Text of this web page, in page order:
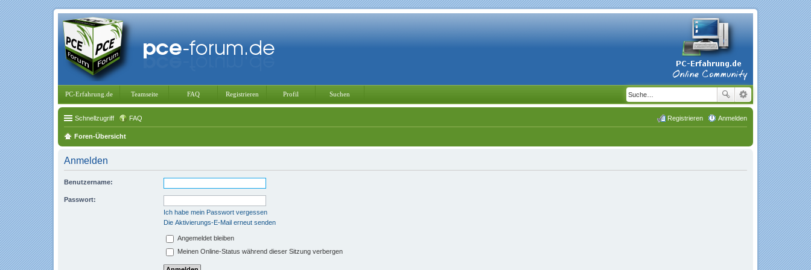
PC-Erfahrung.de Teamseite FAQ Registrieren Profil Suchen
Schnellzugriff FAQ Anmelden
Registrieren
Foren-Übersicht
Anmelden
Benutzername:
Passwort:
Ich habe mein Passwort vergessen
Die Aktivierungs-E-Mail erneut senden
Angemeldet bleiben
Meinen Online-Status während dieser Sitzung verbergen